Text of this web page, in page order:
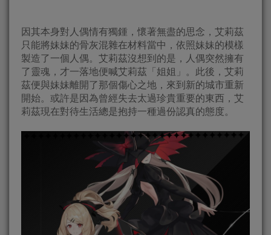
因其本身對人偶情有獨鍾，懷著無盡的思念，艾莉茲
只能將妹妹的骨灰混雜在材料當中，依照妹妹的模樣
製造了一個人偶。艾莉茲沒想到的是，人偶突然擁有
了靈魂，才一落地便喊艾莉茲「姐姐」。此後，艾莉
茲便與妹妹離開了那個傷心之地，來到新的城市重新
開始。或許是因為曾經失去太過珍貴重要的東西，艾
莉茲現在對待生活總是抱持一種過份認真的態度。